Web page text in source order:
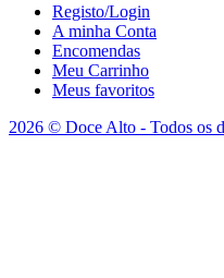
Registo/Login
A minha Conta
Encomendas
Meu Carrinho
Meus favoritos
2026 © Doce Alto - Todos os